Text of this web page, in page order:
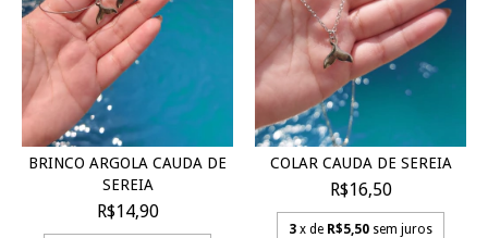
BRINCO ARGOLA CAUDA DE
SEREIA
R$14,90
COLAR CAUDA DE SEREIA
R$16,50
3 x de R$5,50 sem juros